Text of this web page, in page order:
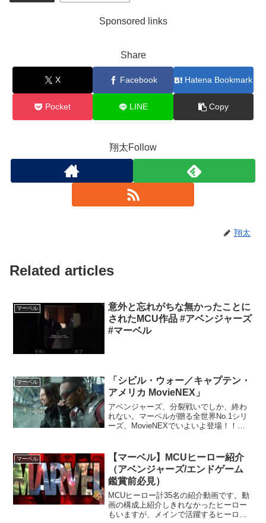
Sponsored links
Share
X Facebook Hatena Bookmark
Pocket LINE Copy
翔太Follow
翔太
Related articles
マーベル
意外と忘れがちな無かったことに
されたMCU作品 #アベンジャーズ
#マーベル
マーベル
「シビル・ウォー／キャプテン・
アメリカ MovieNEX」
アベンジャーズ、分裂戦いでしか、終わ
れない。マーベルが贈る全世界No.1シリ
ーズ、MovieNEXでいよいよ登場！！日
ベンジャーズ”が...
マーベル
【マーベル】MCUヒーロー紹介
（アベンジャーズ/エンドゲーム
鑑賞前必見）
MCUヒーロー計35名の紹介動画です。動
画の構成上紹介しきれなかったヒーロー
もいますが、メインで活躍するヒーロー